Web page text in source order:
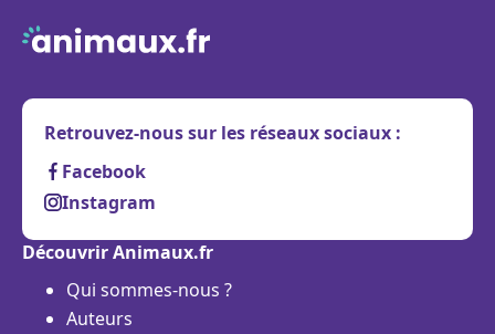
Retrouvez-nous sur les réseaux sociaux :
Facebook
Instagram
Découvrir Animaux.fr
Qui sommes-nous ?
Auteurs